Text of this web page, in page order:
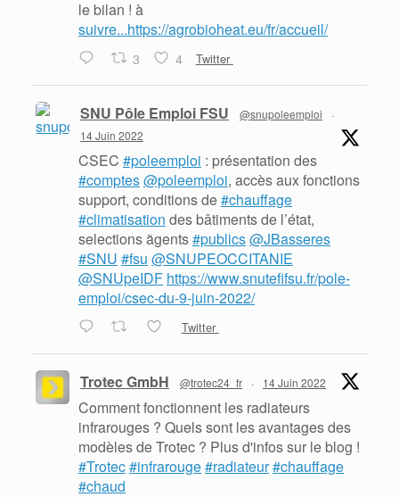
le bilan ! à
suivre...https://agrobioheat.eu/fr/accueil/
3 4 Twitter
SNU Pôle Emploi FSU @snupoleemploi
·
14 Juin 2022
CSEC #poleemploi : présentation des
#comptes@poleemploi, accès aux fonctions
support, conditions de#chauffage
#climatisation des bâtiments de l’état,
selections ãgents#publics@JBasseres
#SNU #fsu @SNUPEOCCITANIE
@SNUpeIDF https://www.snutefifsu.fr/pole-
emploi/csec-du-9-juin-2022/
Twitter
Trotec GmbH @trotec24_fr · 14 Juin 2022
Comment fonctionnent les radiateurs
infrarouges ? Quels sont les avantages des
modèles de Trotec ? Plus d'infos sur le blog !
#Trotec#infrarouge#radiateur#chauffage
#chaud